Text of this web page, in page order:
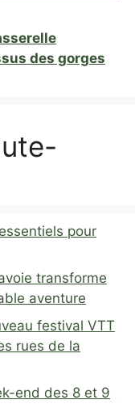
des gorges
pour
transforme
aventure
festival VTT
rues de la
end des 8 et 9